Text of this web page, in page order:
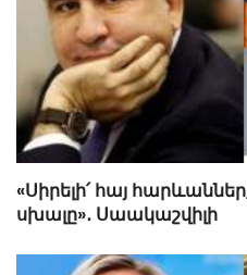
«Սիրելի՛ հայ
սխալը»․ Սաակաշվիլի